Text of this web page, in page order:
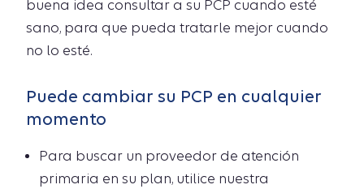
buena idea consultar a su PCP cuando esté
sano, para que pueda tratarle mejor cuando
no lo esté.
Puede cambiar su PCP en cualquier
momento
Para buscar un proveedor de atención
primaria en su plan, utilice nuestra